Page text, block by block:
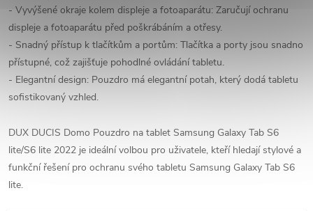
- Vyvýšené okraje kolem displeje a fotoaparátu: Zaručují ochranu
displeje a fotoaparátu před poškrábáním a otřesy.
- Snadný přístup k tlačítkům a portům: Tlačítka a porty jsou snadno
přístupné, což zajišťuje pohodlné ovládání tabletu.
- Elegantní design: Pouzdro má elegantní potah, který dodá tabletu
sofistikovaný vzhled.
DUX DUCIS Domo Pouzdro na tablet Samsung Galaxy Tab S6
lite/S6 lite 2022 je ideální volbou pro uživatele, kteří hledají stylové a
funkční řešení pro ochranu svého tabletu Samsung Galaxy Tab S6
lite.